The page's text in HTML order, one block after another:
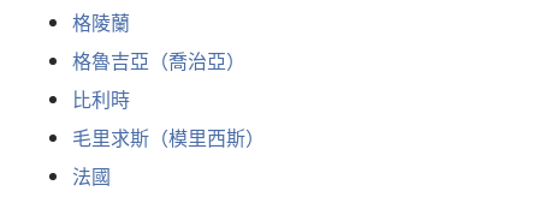
格陵蘭
格魯吉亞（喬治亞）
比利時
毛里求斯（模里西斯）
法國